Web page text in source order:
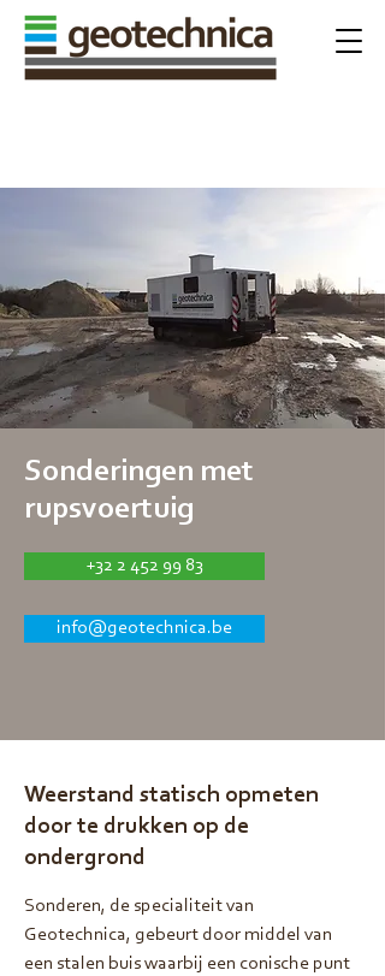
Sonderingen met
rupsvoertuig
+32 2 452 99 83
info@geotechnica.be
Weerstand statisch opmeten
door te drukken op de
ondergrond
Sonderen, de specialiteit van
Geotechnica, gebeurt door middel van
een stalen buis waarbij een conische punt